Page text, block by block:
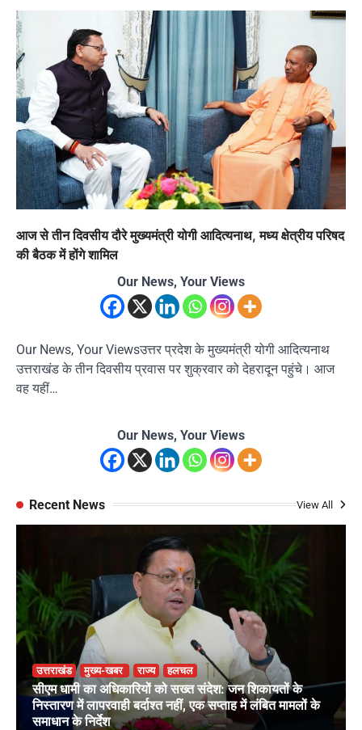
आज से तीन दिवसीय दौरे मुख्यमंत्री योगी आदित्यनाथ, मध्य क्षेत्रीय परिषद
की बैठक में होंगे शामिल
Our News, Your Views
Our News, Your Viewsउत्तर प्रदेश के मुख्यमंत्री योगी आदित्यनाथ
उत्तराखंड के तीन दिवसीय प्रवास पर शुक्रवार को देहरादून पहुंचे। आज
वह यहीं…
Our News, Your Views
Recent News View All
उत्तराखंड मुख्य-खबर राज्य हलचल
सीएम धामी का अधिकारियों को सख्त संदेश: जन शिकायतों के
निस्तारण में लापरवाही बर्दाश्त नहीं, एक सप्ताह में लंबित मामलों के
समाधान के निर्देश